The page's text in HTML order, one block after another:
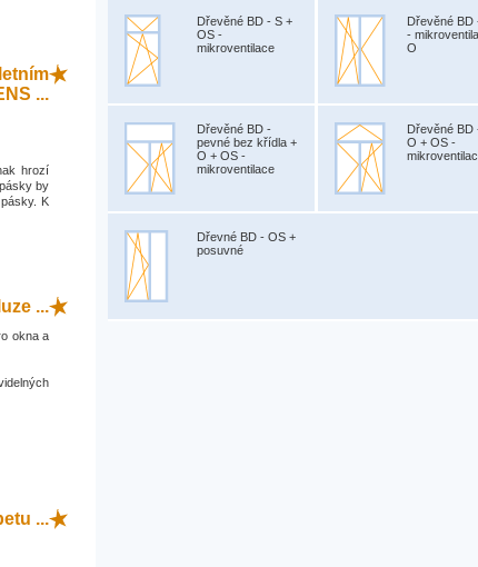
...
hrozí
by
K
...
okna a
...
Dřevěné BD - S +
OS -
mikroventilace
Dřevěné BD
-
O
Dřevěné BD -
pevné bez křídla +
O + OS -
mikroventilace
Dřevěné BD
O + OS -
Dřevné BD - OS +
posuvné